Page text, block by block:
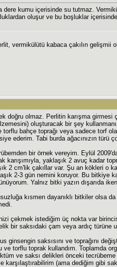
dere kumu içerisinde su tutmaz.
oluşur ve bu boşluklar
vermikülütü kabaca çakılın gelişmii
doğru olmaz. Perlitin karışma girmesi
oluşturacak bir şey
torflu bahçe toprağı veya sadece torf
ederim. Tabi burda ağacınızın türü
bir örnek vereyim. Eylül
karışımıyla, yaklaşık 2 avuç kadar
2 cm'lik çakıllar var. Şu an kökleri o
2-3 gün nemini koruyor. Bu bitkiye
Yalnız bitki yazın dışarıda
kısmen dayanıklı bitkiler olsa
çekmek istediğim üç nokta var
bir saksıdaki çam veya ardıç
ginsengin saksısını ve toprağını
ve torflu toprak kullandım. Toplamda
ve saksı delikleri önceki
karşılaştırabilirim (ama dediğim gibi